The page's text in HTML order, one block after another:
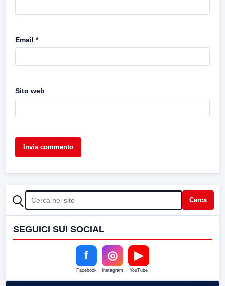
Email *
Sito web
CERCA Cerca
SEGUICI SUI SOCIAL
f
Facebook
◎
Instagram
▶
YouTube